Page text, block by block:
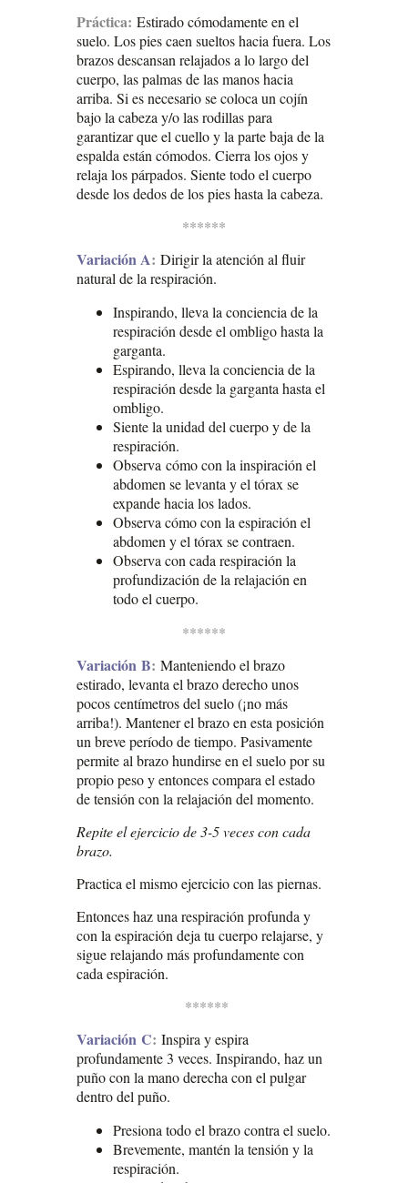
Práctica: Estirado cómodamente en el
suelo. Los pies caen sueltos hacia fuera. Los
brazos descansan relajados a lo largo del
cuerpo, las palmas de las manos hacia
arriba. Si es necesario se coloca un cojín
bajo la cabeza y/o las rodillas para
garantizar que el cuello y la parte baja de la
espalda están cómodos. Cierra los ojos y
relaja los párpados. Siente todo el cuerpo
desde los dedos de los pies hasta la cabeza.
******
Variación A: Dirigir la atención al fluir
natural de la respiración.
Inspirando, lleva la conciencia de la
respiración desde el ombligo hasta la
garganta.
Espirando, lleva la conciencia de la
respiración desde la garganta hasta el
ombligo.
Siente la unidad del cuerpo y de la
respiración.
Observa cómo con la inspiración el
abdomen se levanta y el tórax se
expande hacia los lados.
Observa cómo con la espiración el
abdomen y el tórax se contraen.
Observa con cada respiración la
profundización de la relajación en
todo el cuerpo.
******
Variación B: Manteniendo el brazo
estirado, levanta el brazo derecho unos
pocos centímetros del suelo (¡no más
arriba!). Mantener el brazo en esta posición
un breve período de tiempo. Pasivamente
permite al brazo hundirse en el suelo por su
propio peso y entonces compara el estado
de tensión con la relajación del momento.
Repite el ejercicio de 3-5 veces con cada
brazo.
Practica el mismo ejercicio con las piernas.
Entonces haz una respiración profunda y
con la espiración deja tu cuerpo relajarse, y
sigue relajando más profundamente con
cada espiración.
******
Variación C: Inspira y espira
profundamente 3 veces. Inspirando, haz un
puño con la mano derecha con el pulgar
dentro del puño.
Presiona todo el brazo contra el suelo.
Brevemente, mantén la tensión y la
respiración.